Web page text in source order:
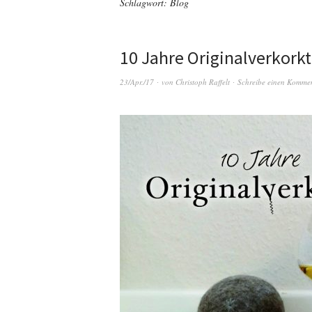
10 Jahre Originalverkorkt
23/Apr./17 von Christoph Raffelt Schreibe einen